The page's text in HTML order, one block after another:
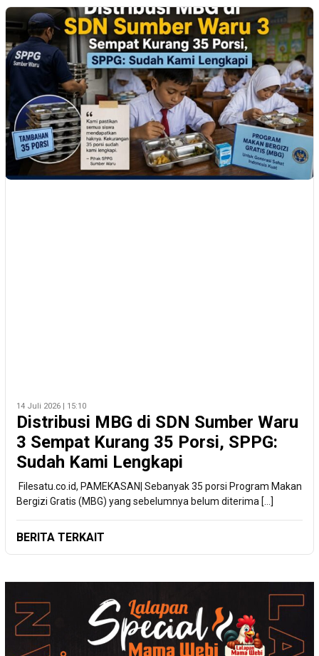
14 Juli 2026 | 15:10
Distribusi MBG di SDN Sumber Waru
3 Sempat Kurang 35 Porsi, SPPG:
Sudah Kami Lengkapi
‎ Filesatu.co.id, PAMEKASAN| Sebanyak 35 porsi Program Makan
Bergizi Gratis (MBG) yang sebelumnya belum diterima […]
BERITA TERKAIT